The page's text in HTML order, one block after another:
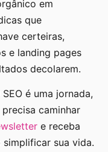
em
que
certeiras,
e landing pages
decolarem.
é uma jornada,
caminhar
e receba
sua vida.